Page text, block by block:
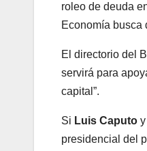
roleo de deuda
Economía busca
El directorio del
servirá para
capital”.
Si Luis Caputo
presidencial del